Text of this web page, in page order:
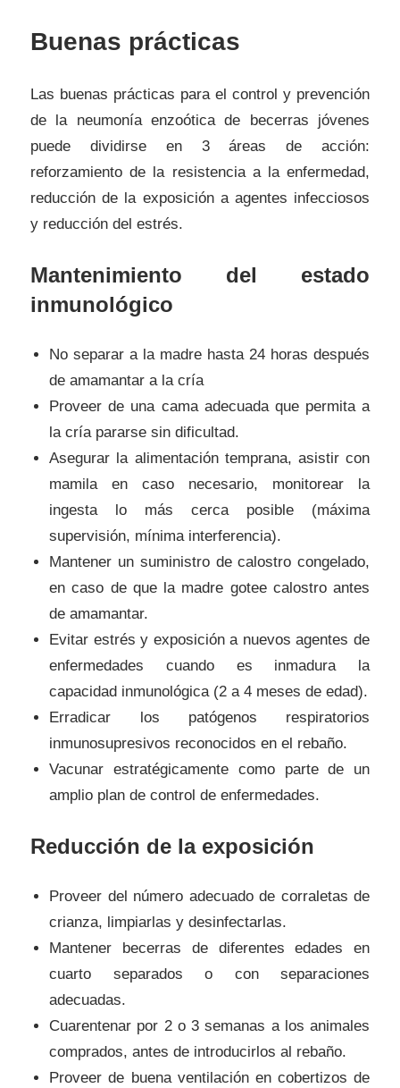
Buenas prácticas
Las buenas prácticas para el control y prevención
de la neumonía enzoótica de becerras jóvenes
puede dividirse en 3 áreas de acción:
reforzamiento de la resistencia a la enfermedad,
reducción de la exposición a agentes infecciosos
y reducción del estrés.
Mantenimiento del estado
inmunológico
No separar a la madre hasta 24 horas después
de amamantar a la cría
Proveer de una cama adecuada que permita a
la cría pararse sin dificultad.
Asegurar la alimentación temprana, asistir con
mamila en caso necesario, monitorear la
ingesta lo más cerca posible (máxima
supervisión, mínima interferencia).
Mantener un suministro de calostro congelado,
en caso de que la madre gotee calostro antes
de amamantar.
Evitar estrés y exposición a nuevos agentes de
enfermedades cuando es inmadura la
capacidad inmunológica (2 a 4 meses de edad).
Erradicar los patógenos respiratorios
inmunosupresivos reconocidos en el rebaño.
Vacunar estratégicamente como parte de un
amplio plan de control de enfermedades.
Reducción de la exposición
Proveer del número adecuado de corraletas de
crianza, limpiarlas y desinfectarlas.
Mantener becerras de diferentes edades en
cuarto separados o con separaciones
adecuadas.
Cuarentenar por 2 o 3 semanas a los animales
comprados, antes de introducirlos al rebaño.
Proveer de buena ventilación en cobertizos de